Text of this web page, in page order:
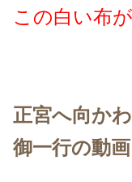
この白い布
正宮へ向か
御一行の動画